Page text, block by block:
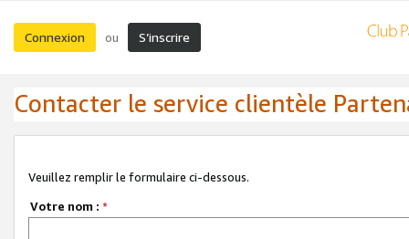
Connexion ou S’inscrire
Contacter le service clientèle
Veuillez remplir le formulaire ci-dessous.
Votre nom : *